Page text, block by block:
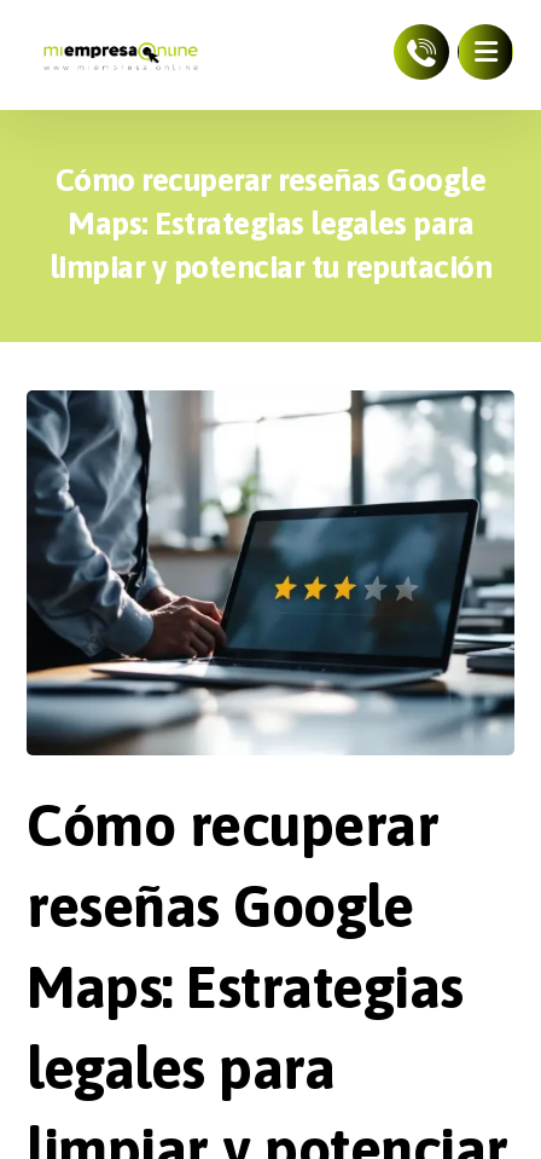
Cómo recuperar reseñas Google
Maps: Estrategias legales para
limpiar y potenciar tu reputación
Cómo recuperar
reseñas Google
Maps: Estrategias
legales para